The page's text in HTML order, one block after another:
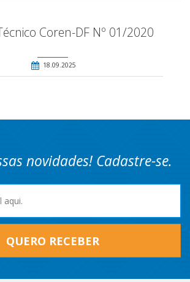
Coren-DF Nº 01/2020
18.09.2025
novidades! Cadastre-se.
QUERO RECEBER